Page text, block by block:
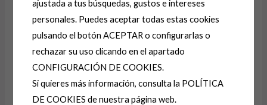
A
e
Productos relacionados
ajustada a tus búsquedas, gustos e intereses
personales. Puedes aceptar todas estas cookies
pulsando el botón ACEPTAR o configurarlas o
rechazar su uso clicando en el apartado
CONFIGURACIÓN DE COOKIES.
Si quieres más información, consulta la POLÍTICA
DE COOKIES de nuestra página web.